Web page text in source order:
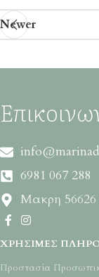
Newer
6981 067 288
Μακρη 56626
ΧΡΉΣΙΜΕΣ
Προστασία